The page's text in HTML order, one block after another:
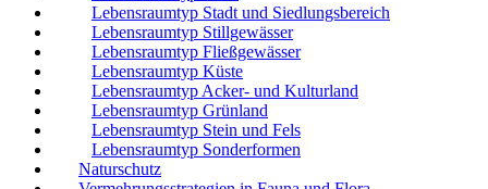
Lebensraumtyp Stadt und Siedlungsbereich
Lebensraumtyp Stillgewässer
Lebensraumtyp Fließgewässer
Lebensraumtyp Küste
Lebensraumtyp Acker- und Kulturland
Lebensraumtyp Grünland
Lebensraumtyp Stein und Fels
Lebensraumtyp Sonderformen
Naturschutz